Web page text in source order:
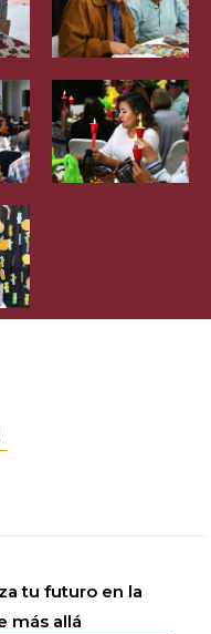
tu futuro en la
más allá